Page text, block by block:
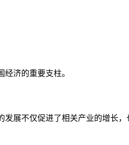
济的重要支柱。
展不仅促进了相关产业的增长，